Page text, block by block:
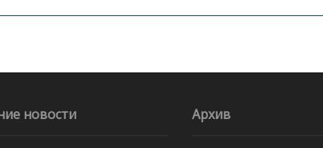
новости Архив